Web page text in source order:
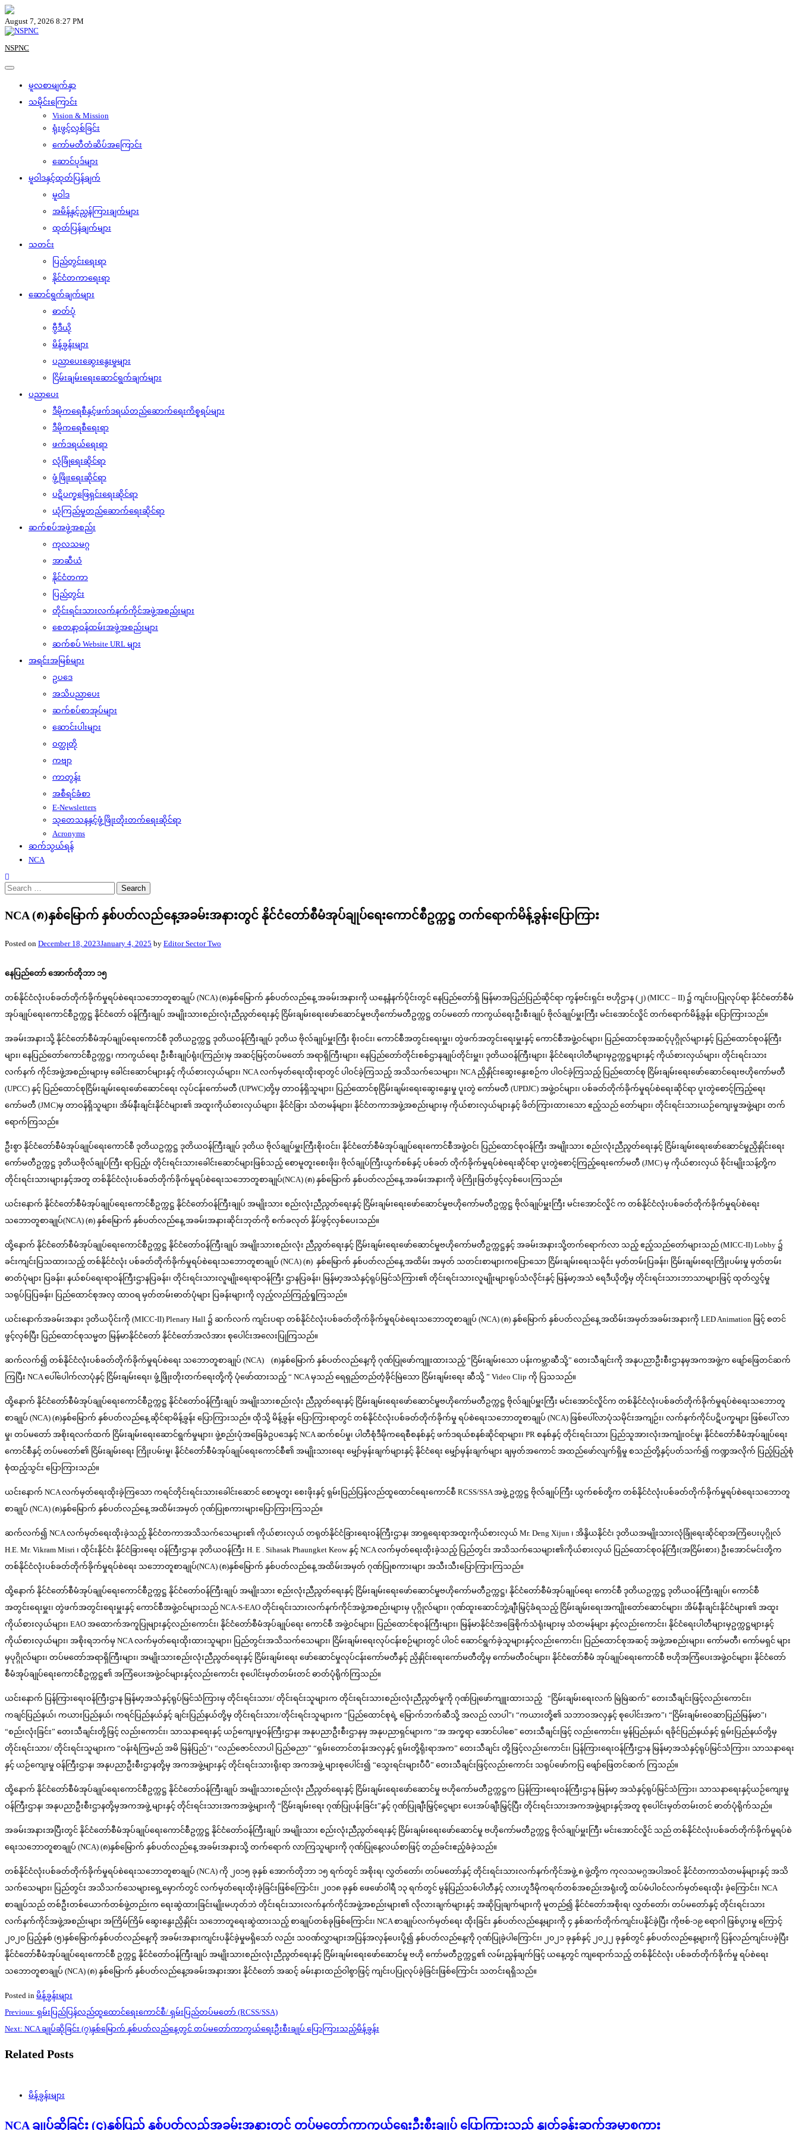
Skip
to
content
August 7, 2026 8:27 PM
NSPNC
မူလစာမျက်နှာ
သမိုင်းကြောင်း
Vision & Mission
ရုံးဖွင့်လှစ်ခြင်း
ကော်မတီတံဆိပ်အကြောင်း
ဆောင်ပုဒ်များ
မူဝါဒနှင့်ထုတ်ပြန်ချက်
မူဝါဒ
အမိန့်နှင့်ညွှန်ကြားချက်များ
ထုတ်ပြန်ချက်များ
သတင်း
ပြည်တွင်းရေးရာ
နိုင်ငံတကာရေးရာ
ဆောင်ရွက်ချက်များ
ဓာတ်ပုံ
ဗွီဒီယို
မိန့်ခွန်းများ
ပညာပေးဆွေးနွေးမှုများ
ငြိမ်းချမ်းရေးဆောင်ရွက်ချက်များ
ပညာပေး
ဒီမိုကရေစီနှင့်ဖက်ဒရယ်တည်ဆောက်‌ရေးကိစ္စရပ်များ
ဒီမိုကရေစီရေးရာ
ဖက်ဒရယ်ရေးရာ
လုံခြုံရေးဆိုင်ရာ
ဖွံ့ဖြိုးရေးဆိုင်ရာ
ပဋိပက္ခဖြေရှင်းရေးဆိုင်ရာ
ယုံကြည်မှုတည်ဆောက်ရေးဆိုင်ရာ
ဆက်စပ်အဖွဲ့အစည်း
ကုလသမဂ္ဂ
အာဆီယံ
နိုင်ငံတကာ
ပြည်တွင်း
တိုင်းရင်းသားလက်နက်ကိုင်အဖွဲ့အစည်းများ
စေတနာ့ဝန်ထမ်းအဖွဲ့အစည်းများ
ဆက်စပ် Website URL များ
အရင်းအမြစ်များ
ဥပဒေ
အသိပညာပေး
ဆက်စပ်စာအုပ်များ
ဆောင်းပါးများ
ဝတ္ထုတို
ကဗျာ
ကာတွန်း
အစီရင်ခံစာ
E-Newsletters
သုတေသနနှင့်ဖွံ့ဖြိုးတိုးတက်ရေးဆိုင်ရာ
Acronyms
ဆက်သွယ်ရန်
NCA
Search
for:
NCA (၈)နှစ်မြောက် နှစ်ပတ်လည်နေ့အခမ်းအနားတွင် နိုင်ငံတော်စီမံအုပ်ချုပ်ရေးကောင်စီဥက္ကဋ္ဌ တက်ရောက်မိန့်ခွန်းပြောကြား
Posted on December 18, 2023January 4, 2025 by Editor Sector Two
နေပြည်တော် အောက်တိုဘာ ၁၅
တစ်နိုင်ငံလုံးပစ်ခတ်တိုက်ခိုက်မှုရပ်စဲရေးသဘောတူစာချုပ် (NCA) (၈)နှစ်မြောက် နှစ်ပတ်လည်နေ့ အခမ်းအနားကို ယနေ့နံနက်ပိုင်းတွင် နေပြည်တော်ရှိ မြန်မာအပြည်ပြည်ဆိုင်ရာ ကွန်ဗင်းရှင်း ဗဟိုဌာန (၂) (MICC – II) ၌ ကျင်းပပြုလုပ်ရာ နိုင်ငံတော်စီမံ
အုပ်ချုပ်ရေးကောင်စီဥက္ကဋ္ဌ နိုင်ငံတော် ဝန်ကြီးချုပ် အမျိုးသားစည်းလုံးညီညွတ်ရေးနှင့် ငြိမ်းချမ်းရေးဖော်ဆောင်မှုဗဟိုကော်မတီဥက္ကဋ္ဌ တပ်မတော် ကာကွယ်ရေးဦးစီးချုပ် ဗိုလ်ချုပ်မှူးကြီး မင်းအောင်လှိုင် တက်ရောက်မိန့်ခွန်း ပြောကြားသည်။
အခမ်းအနားသို့ နိုင်ငံတော်စီမံအုပ်ချုပ်ရေးကောင်စီ ဒုတိယဥက္ကဋ္ဌ ဒုတိယဝန်ကြီးချုပ် ဒုတိယ ဗိုလ်ချုပ်မှူးကြီး စိုးဝင်း၊ ကောင်စီအတွင်းရေးမှူး၊ တွဲဖက်အတွင်းရေးမှူးနှင့် ကောင်စီအဖွဲ့ဝင်များ၊ ပြည်ထောင်စုအဆင့်ပုဂ္ဂိုလ်များနှင့် ပြည်ထောင်စုဝန်ကြီး
များ၊ နေပြည်တော်ကောင်စီဥက္ကဋ္ဌ၊ ကာကွယ်ရေး ဦးစီးချုပ်ရုံး(ကြည်း)မှ အဆင့်မြင့်တပ်မတော် အရာရှိကြီးများ၊ နေပြည်တော်တိုင်းစစ်ဌာနချုပ်တိုင်းမှူး၊ ဒုတိယဝန်ကြီးများ၊ နိုင်ငံရေးပါတီများမှဥက္ကဋ္ဌများနှင့် ကိုယ်စားလှယ်များ၊ တိုင်းရင်းသား
လက်နက် ကိုင်အဖွဲ့အစည်းများမှ ခေါင်းဆောင်များနှင့် ကိုယ်စားလှယ်များ၊ NCA လက်မှတ်ရေးထိုးရာတွင် ပါဝင်ခဲ့ကြသည့် အသိသက်သေများ၊ NCA ညှိနှိုင်းဆွေးနွေးစဉ်က ပါဝင်ခဲ့ကြသည့် ပြည်ထောင်စု ငြိမ်းချမ်းရေးဖော်ဆောင်ရေးဗဟိုကော်မတီ
(UPCC) နှင့် ပြည်ထောင်စုငြိမ်းချမ်းရေးဖော်ဆောင်ရေး လုပ်ငန်းကော်မတီ (UPWC)တို့မှ တာဝန်ရှိသူများ၊ ပြည်ထောင်စုငြိမ်းချမ်းရေးဆွေးနွေးမှု ပူးတွဲ ကော်မတီ (UPDJC) အဖွဲ့ဝင်များ၊ ပစ်ခတ်တိုက်ခိုက်မှုရပ်စဲရေးဆိုင်ရာ ပူးတွဲစောင့်ကြည့်ရေး
ကော်မတီ (JMC)မှ တာဝန်ရှိသူများ၊ အိမ်နီးချင်းနိုင်ငံများ၏ အထူးကိုယ်စားလှယ်များ၊ နိုင်ငံခြား သံတမန်များ၊ နိုင်ငံတကာအဖွဲ့အစည်းများမှ ကိုယ်စားလှယ်များနှင့် ဖိတ်ကြားထားသော ဧည့်သည် တော်များ၊ တိုင်းရင်းသားယဉ်ကျေးမှုအဖွဲ့များ တက်
ရောက်ကြသည်။
ဦးစွာ နိုင်ငံတော်စီမံအုပ်ချုပ်ရေးကောင်စီ ဒုတိယဥက္ကဋ္ဌ ဒုတိယဝန်ကြီးချုပ် ဒုတိယ ဗိုလ်ချုပ်မှူးကြီးစိုးဝင်း၊ နိုင်ငံတော်စီမံအုပ်ချုပ်ရေးကောင်စီအဖွဲ့ဝင်၊ ပြည်ထောင်စုဝန်ကြီး အမျိုးသား စည်းလုံးညီညွတ်ရေးနှင့် ငြိမ်းချမ်းရေးဖော်ဆောင်မှုညှိနှိုင်းရေး
ကော်မတီဥက္ကဋ္ဌ ဒုတိယဗိုလ်ချုပ်ကြီး ရာပြည့်၊ တိုင်းရင်းသားခေါင်းဆောင်များဖြစ်သည့် စောမူတူးစေးဖိုး၊ ဗိုလ်ချုပ်ကြီးယွက်စစ်နှင့် ပစ်ခတ် တိုက်ခိုက်မှုရပ်စဲရေးဆိုင်ရာ ပူးတွဲစောင့်ကြည့်ရေးကော်မတီ (JMC) မှ ကိုယ်စားလှယ် စိုင်းမျိုးသန့်တို့က
တိုင်းရင်းသားများနှင့်အတူ တစ်နိုင်ငံလုံးပစ်ခတ်တိုက်ခိုက်မှုရပ်စဲရေးသဘောတူစာချုပ်(NCA) (၈) နှစ်မြောက် နှစ်ပတ်လည်နေ့ အခမ်းအနားကို ဖဲကြိုးဖြတ်ဖွင့်လှစ်ပေးကြသည်။
ယင်းနောက် နိုင်ငံတော်စီမံအုပ်ချုပ်ရေးကောင်စီဥက္ကဋ္ဌ နိုင်ငံတော်ဝန်ကြီးချုပ် အမျိုးသား စည်းလုံးညီညွတ်ရေးနှင့် ငြိမ်းချမ်းရေးဖော်ဆောင်မှုဗဟိုကော်မတီဥက္ကဋ္ဌ ဗိုလ်ချုပ်မှူးကြီး မင်းအောင်လှိုင် က တစ်နိုင်ငံလုံးပစ်ခတ်တိုက်ခိုက်မှုရပ်စဲရေး
သဘောတူစာချုပ်(NCA) (၈) နှစ်မြောက် နှစ်ပတ်လည်နေ့ အခမ်းအနားဆိုင်းဘုတ်ကို စက်ခလုတ် နှိပ်ဖွင့်လှစ်ပေးသည်။
ထို့နောက် နိုင်ငံတော်စီမံအုပ်ချုပ်ရေးကောင်စီဥက္ကဋ္ဌ နိုင်ငံတော်ဝန်ကြီးချုပ် အမျိုးသားစည်းလုံး ညီညွတ်ရေးနှင့် ငြိမ်းချမ်းရေးဖော်ဆောင်မှုဗဟိုကော်မတီဥက္ကဋ္ဌနှင့် အခမ်းအနားသို့တက်ရောက်လာ သည့် ဧည့်သည်တော်များသည် (MICC-II) Lobby ၌
ခင်းကျင်းပြသထားသည့် တစ်နိုင်ငံလုံး ပစ်ခတ်တိုက်ခိုက်မှုရပ်စဲရေးသဘောတူစာချုပ် (NCA) (၈) နှစ်မြောက် နှစ်ပတ်လည်နေ့ အထိမ်း အမှတ် သတင်းစာများကပြောသော ငြိမ်းချမ်းရေးသမိုင်း မှတ်တမ်းပြခန်း၊ ငြိမ်းချမ်းရေးကြိုးပမ်းမှု မှတ်တမ်း
ဓာတ်ပုံများ ပြခန်း၊ နယ်စပ်ရေးရာဝန်ကြီးဌာနပြခန်း၊ တိုင်းရင်းသားလူမျိုးရေးရာဝန်ကြီး ဌာနပြခန်း၊ မြန်မာ့အသံနှင့်ရုပ်မြင်သံကြား၏ တိုင်းရင်းသားလူမျိုးများရုပ်သံလိုင်းနှင့် မြန်မာ့အသံ ရေဒီယိုတို့မှ တိုင်းရင်းသားဘာသာများဖြင့် ထုတ်လွှင့်မှု
သရုပ်ပြပြခန်း၊ ပြည်ထောင်စုအလှ ထာဝရ မှတ်တမ်းဓာတ်ပုံများ ပြခန်းများကို လှည့်လည်ကြည့်ရှုကြသည်။
ယင်းနောက်အခမ်းအနား ဒုတိယပိုင်းကို (MICC-II) Plenary Hall ၌ ဆက်လက် ကျင်းပရာ တစ်နိုင်ငံလုံးပစ်ခတ်တိုက်ခိုက်မှုရပ်စဲရေးသဘောတူစာချုပ် (NCA) (၈) နှစ်မြောက် နှစ်ပတ်လည်နေ့ အထိမ်းအမှတ်အခမ်းအနားကို LED Animation ဖြင့် စတင်
ဖွင့်လှစ်ပြီး ပြည်ထောင်စုသမ္မတ မြန်မာနိုင်ငံတော် နိုင်ငံတော်အလံအား စုပေါင်းအလေးပြုကြသည်။
ဆက်လက်၍ တစ်နိုင်ငံလုံးပစ်ခတ်တိုက်ခိုက်မှုရပ်စဲရေး သဘောတူစာချုပ် (NCA) (၈)နှစ်မြောက် နှစ်ပတ်လည်နေ့ကို ဂုဏ်ပြုဖော်ကျူးထားသည့် “ငြိမ်းချမ်းသော ပန်းကမ္ဘာဆီသို့” တေးသီချင်းကို အနုပညာဦးစီးဌာနမှအကအဖွဲ့က ဖျော်ဖြေတင်ဆက်
ကြပြီး NCA ပေါ်ပေါက်လာပုံနှင့် ငြိမ်းချမ်းရေး၊ ဖွံ့ဖြိုးတိုးတက်ရေးတို့ကို ပုံဖော်ထားသည့် “ NCA မှသည် ရေရှည်တည်တံ့ခိုင်မြဲသော ငြိမ်းချမ်းရေး ဆီသို့ ” Video Clip ကို ပြသသည်။
ထို့နောက် နိုင်ငံတော်စီမံအုပ်ချုပ်ရေးကောင်စီဥက္ကဋ္ဌ နိုင်ငံတော်ဝန်ကြီးချုပ် အမျိုးသားစည်းလုံး ညီညွတ်ရေးနှင့် ငြိမ်းချမ်းရေးဖော်ဆောင်မှုဗဟိုကော်မတီဥက္ကဋ္ဌ ဗိုလ်ချုပ်မှူးကြီး မင်းအောင်လှိုင်က တစ်နိုင်ငံလုံးပစ်ခတ်တိုက်ခိုက်မှုရပ်စဲရေးသဘောတူ
စာချုပ် (NCA) (၈)နှစ်မြောက် နှစ်ပတ်လည်နေ့ ဆိုင်ရာမိန့်ခွန်း ပြောကြားသည်။ ထိုသို့ မိန့်ခွန်း ပြောကြားရာတွင် တစ်နိုင်ငံလုံးပစ်ခတ်တိုက်ခိုက်မှု ရပ်စဲရေးသဘောတူစာချုပ် (NCA) ဖြစ်ပေါ်လာပုံသမိုင်းအကျဉ်း၊ လက်နက်ကိုင်ပဋိပက္ခများ ဖြစ်ပေါ် လာ
မှု၊ တပ်မတော် အစိုးရလက်ထက် ငြိမ်းချမ်းရေးဆောင်ရွက်မှုများ၊ ဖွဲ့စည်းပုံအခြေခံဥပဒေနှင့် NCA ဆက်စပ်မှု၊ ပါတီစုံဒီမိုကရေစီစနစ်နှင့် ဖက်ဒရယ်စနစ်ဆိုင်ရာများ၊ PR စနစ်နှင့် တိုင်းရင်းသား ပြည်သူအားလုံးအကျုံးဝင်မှု၊ နိုင်ငံတော်စီမံအုပ်ချုပ်ရေး
ကောင်စီနှင့် တပ်မတော်၏ ငြိမ်းချမ်းရေး ကြိုးပမ်းမှု၊ နိုင်ငံတော်စီမံအုပ်ချုပ်ရေးကောင်စီ၏ အမျိုးသားရေး မျှော်မှန်းချက်များနှင့် နိုင်ငံရေး မျှော်မှန်းချက်များ ချမှတ်အကောင် အထည်ဖော်လျက်ရှိမှု စသည်တို့နှင့်ပတ်သက်၍ ကဏ္ဍအလိုက် ပြည့်ပြည့်စုံ
စုံထည့်သွင်း ပြောကြားသည်။
ယင်းနောက် NCA လက်မှတ်ရေးထိုးခဲ့ကြသော ကရင်တိုင်းရင်းသားခေါင်းဆောင် စောမူတူး စေးဖိုးနှင့် ရှမ်းပြည်ပြန်လည်ထူထောင်ရေးကောင်စီ RCSS/SSA အဖွဲ့ ဥက္ကဋ္ဌ ဗိုလ်ချုပ်ကြီး ယွက်စစ်တို့က တစ်နိုင်ငံလုံးပစ်ခတ်တိုက်ခိုက်မှုရပ်စဲရေးသဘောတူ
စာချုပ် (NCA) (၈)နှစ်မြောက် နှစ်ပတ်လည်နေ့ အထိမ်းအမှတ် ဂုဏ်ပြုစကားများပြောကြားကြသည်။
ဆက်လက်၍ NCA လက်မှတ်ရေးထိုးခဲ့သည့် နိုင်ငံတကာအသိသက်သေများ၏ ကိုယ်စားလှယ် တရုတ်နိုင်ငံခြားရေးဝန်ကြီးဌာန၊ အာရှရေးရာအထူးကိုယ်စားလှယ် Mr. Deng Xijun ၊ အိန္ဒိယနိုင်ငံ၊ ဒုတိယအမျိုးသားလုံခြုံရေးဆိုင်ရာအကြံပေးပုဂ္ဂိုလ်
H.E. Mr. Vikram Misri ၊ ထိုင်းနိုင်ငံ၊ နိုင်ငံခြားရေး ဝန်ကြီးဌာန၊ ဒုတိယဝန်ကြီး H. E . Sihasak Phaungket Keow နှင့် NCA လက်မှတ်ရေးထိုးခဲ့သည့် ပြည်တွင်း အသိသက်သေများ၏ကိုယ်စားလှယ် ပြည်ထောင်စုဝန်ကြီး(အငြိမ်းစား) ဦးအောင်မင်းတို့က
တစ်နိုင်ငံလုံးပစ်ခတ်တိုက်ခိုက်မှုရပ်စဲရေး သဘောတူစာချုပ်(NCA) (၈)နှစ်မြောက် နှစ်ပတ်လည်နေ့ အထိမ်းအမှတ် ဂုဏ်ပြုစကားများ အသီးသီးပြောကြားကြသည်။
ထို့နောက် နိုင်ငံတော်စီမံအုပ်ချုပ်ရေးကောင်စီဥက္ကဋ္ဌ နိုင်ငံတော်ဝန်ကြီးချုပ် အမျိုးသား စည်းလုံးညီညွတ်ရေးနှင့် ငြိမ်းချမ်းရေးဖော်ဆောင်မှုဗဟိုကော်မတီဥက္ကဋ္ဌ၊ နိုင်ငံတော်စီမံအုပ်ချုပ်ရေး ကောင်စီ ဒုတိယဥက္ကဋ္ဌ ဒုတိယဝန်ကြီးချုပ်၊ ကောင်စီ
အတွင်းရေးမှူး၊ တွဲဖက်အတွင်းရေးမှူးနှင့် ကောင်စီအဖွဲ့ဝင်များသည် NCA-S-EAO တိုင်းရင်းသားလက်နက်ကိုင်အဖွဲ့အစည်းများမှ ပုဂ္ဂိုလ်များ၊ ဂုဏ်ထူးဆောင်ဘွဲ့ချီးမြှင့်ခံရသည့် ငြိမ်းချမ်းရေးအကျိုးတော်ဆောင်များ၊ အိမ်နီးချင်းနိုင်ငံများ၏ အထူး
ကိုယ်စားလှယ်များ၊ EAO အထောက်အကူပြုများနှင့်လည်းကောင်း၊ နိုင်ငံတော်စီမံအုပ်ချုပ်ရေး ကောင်စီ အဖွဲ့ဝင်များ၊ ပြည်ထောင်စုဝန်ကြီးများ၊ မြန်မာနိုင်ငံအခြေစိုက်သံရုံးများမှ သံတမန်များ နှင့်လည်းကောင်း၊ နိုင်ငံရေးပါတီများမှဥက္ကဋ္ဌများနှင့်
ကိုယ်စားလှယ်များ၊ အစိုးရဘက်မှ NCA လက်မှတ်ရေးထိုးထားသူများ၊ ပြည်တွင်းအသိသက်သေများ၊ ငြိမ်းချမ်းရေးလုပ်ငန်းစဉ်များတွင် ပါဝင် ဆောင်ရွက်ခဲ့သူများနှင့်လည်းကောင်း၊ ပြည်ထောင်စုအဆင့် အဖွဲ့အစည်းများ၊ ကော်မတီ၊ ကော်မရှင် များ
မှပုဂ္ဂိုလ်များ၊ တပ်မတော်အရာရှိကြီးများ၊ အမျိုးသားစည်းလုံးညီညွတ်ရေးနှင့် ငြိမ်းချမ်းရေး ဖော်ဆောင်မှုလုပ်ငန်းကော်မတီနှင့် ညှိနှိုင်းရေးကော်မတီတို့မှ ကော်မတီဝင်များ၊ နိုင်ငံတော်စီမံ အုပ်ချုပ်ရေးကောင်စီ ဗဟိုအကြံပေးအဖွဲ့ဝင်များ၊ နိုင်ငံတော်
စီမံအုပ်ချုပ်ရေးကောင်စီဥက္ကဋ္ဌ၏ အကြံပေးအဖွဲ့ဝင်များနှင့်လည်းကောင်း စုပေါင်းမှတ်တမ်းတင် ဓာတ်ပုံရိုက်ကြသည်။
ယင်းနောက် ပြန်ကြားရေးဝန်ကြီးဌာန မြန်မာ့အသံနှင့်ရုပ်မြင်သံကြားမှ တိုင်းရင်းသား/ တိုင်းရင်းသူများက တိုင်းရင်းသားစည်းလုံးညီညွတ်မှုကို ဂုဏ်ပြုဖော်ကျူးထားသည့် “ငြိမ်းချမ်းရေးလက် မြဲမြဲဆက်” တေးသီချင်းဖြင့်လည်းကောင်း၊
ကချင်ပြည်နယ်၊ ကယားပြည်နယ်၊ ကရင်ပြည်နယ်နှင့် ချင်းပြည်နယ်တို့မှ တိုင်းရင်းသား/တိုင်းရင်းသူများက “ပြည်ထောင်စုရဲ့ မြောက်ဘက်ဆီသို့ အလည် လာပါ”၊ “ကယားတို့၏ သဘာဝအလှနှင့် စုပေါင်းအက”၊ “ငြိမ်းချမ်းဝေဆာပြည်မြန်မာ”၊
“စည်းလုံးခြင်း” တေးသီချင်းတို့ဖြင့် လည်းကောင်း၊ သာသနာရေးနှင့် ယဉ်ကျေးမှုဝန်ကြီးဌာန၊ အနုပညာဦးစီးဌာနမှ အနုပညာရှင်များက “အ အက္ခရာ အောင်ပါစေ” တေးသီချင်းဖြင့် လည်းကောင်း၊ မွန်ပြည်နယ်၊ ရခိုင်ပြည်နယ်နှင့် ရှမ်းပြည်နယ်တို့မှ
တိုင်းရင်းသား/ တိုင်းရင်းသူများက “ဝန်းရံကြမည် အမိ မြန်ပြည်”၊ “လည်ဇောင်လာပါ ပြည်ဓညာ” “ရှမ်းတောင်တန်းအလှနှင့် ရှမ်းတို့ရိုးရာအက” တေးသီချင်း တို့ဖြင့်လည်းကောင်း၊ ပြန်ကြားရေးဝန်ကြီးဌာန မြန်မာ့အသံနှင့်ရုပ်မြင်သံကြား၊ သာသနာရေး
နှင့် ယဉ်ကျေးမှု ဝန်ကြီးဌာန၊ အနုပညာဦးစီးဌာနတို့မှ အကအဖွဲ့များနှင့် တိုင်းရင်းသားရိုးရာ အကအဖွဲ့ များစုပေါင်း၍ “သွေးရင်းများပီပီ” တေးသီချင်းဖြင့်လည်းကောင်း သရုပ်ဖော်ကပြ ဖျော်ဖြေတင်ဆက် ကြသည်။
ထို့နောက် နိုင်ငံတော်စီမံအုပ်ချုပ်ရေးကောင်စီဥက္ကဋ္ဌ နိုင်ငံတော်ဝန်ကြီးချုပ် အမျိုးသားစည်းလုံး ညီညွတ်ရေးနှင့် ငြိမ်းချမ်းရေးဖော်ဆောင်မှု ဗဟိုကော်မတီဥက္ကဋ္ဌက ပြန်ကြားရေးဝန်ကြီးဌာန မြန်မာ့ အသံနှင့်ရုပ်မြင်သံကြား၊ သာသနာရေးနှင့်ယဉ်ကျေးမှု
ဝန်ကြီးဌာန၊ အနုပညာဦးစီးဌာနတို့မှအကအဖွဲ့ များနှင့် တိုင်းရင်းသားအကအဖွဲ့များကို “ငြိမ်းချမ်းရေး ဂုဏ်ပြုပန်းခြင်း”နှင့် ဂုဏ်ပြုချီးမြှင့်ငွေများ ပေးအပ်ချီးမြှင့်ပြီး တိုင်းရင်းသားအကအဖွဲ့များနှင့်အတူ စုပေါင်းမှတ်တမ်းတင် ဓာတ်ပုံရိုက်သည်။
အခမ်းအနားအပြီးတွင် နိုင်ငံတော်စီမံအုပ်ချုပ်ရေးကောင်စီဥက္ကဋ္ဌ နိုင်ငံတော်ဝန်ကြီးချုပ် အမျိုးသား စည်းလုံးညီညွတ်ရေးနှင့် ငြိမ်းချမ်းရေးဖော်ဆောင်မှု ဗဟိုကော်မတီဥက္ကဋ္ဌ ဗိုလ်ချုပ်မှူးကြီး မင်းအောင်လှိုင် သည် တစ်နိုင်ငံလုံးပစ်ခတ်တိုက်ခိုက်မှုရပ်စဲ
ရေးသဘောတူစာချုပ် (NCA) (၈)နှစ်မြောက် နှစ်ပတ်လည်နေ့ အခမ်းအနားသို့ တက်ရောက် လာကြသူများကို ဂုဏ်ပြုနေ့လယ်စာဖြင့် တည်ခင်းဧည့်ခံခဲ့သည်။
တစ်နိုင်ငံလုံးပစ်ခတ်တိုက်ခိုက်မှုရပ်စဲရေးသဘောတူစာချုပ် (NCA) ကို ၂၀၁၅ ခုနှစ် အောက်တိုဘာ ၁၅ ရက်တွင် အစိုးရ၊ လွှတ်တော်၊ တပ်မတော်နှင့် တိုင်းရင်းသားလက်နက်ကိုင်အဖွဲ့ ၈ ဖွဲ့တို့က ကုလသမဂ္ဂအပါအဝင် နိုင်ငံတကာသံတမန်များနှင့် အသိ
သက်သေများ၊ ပြည်တွင်း အသိသက်သေများရှေ့မှောက်တွင် လက်မှတ်ရေးထိုးခဲ့ခြင်းဖြစ်ကြောင်း၊ ၂၀၁၈ ခုနှစ် ဖေဖော်ဝါရီ ၁၃ ရက်တွင် မွန်ပြည်သစ်ပါတီနှင့် လားဟူဒီမိုကရက်တစ်အစည်းအရုံးတို့ ထပ်မံပါဝင်လက်မှတ်ရေးထိုး ခဲ့ကြောင်း၊ NCA
စာချုပ်သည် တစ်ဦးတစ်ယောက်တစ်ဖွဲ့တည်းက ရေးဆွဲထားခြင်းမျိုးမဟုတ်ဘဲ တိုင်းရင်းသားလက်နက်ကိုင်အဖွဲ့အစည်းများ၏ လိုလားချက်များနှင့် အဆိုပြုချက်များကို မူတည်၍ နိုင်ငံတော်အစိုးရ၊ လွှတ်တော်၊ တပ်မတော်နှင့် တိုင်းရင်းသား
လက်နက်ကိုင်အဖွဲ့အစည်းများ အကြိမ်ကြိမ် ဆွေးနွေးညှိနှိုင်း သဘောတူရေးဆွဲထားသည့် စာချုပ်တစ်ခုဖြစ်ကြောင်း၊ NCA စာချုပ်လက်မှတ်ရေး ထိုးခြင်း နှစ်ပတ်လည်နေ့များကို ၄ နှစ်ဆက်တိုက်ကျင်းပနိုင်ခဲ့ပြီး ကိုဗစ်-၁၉ ရောဂါ ဖြစ်ပွားမှု ကြောင့်
၂၀၂၀ ပြည့်နှစ် (၅)နှစ်မြောက်နှစ်ပတ်လည်နေ့ကို အခမ်းအနားကျင်းပနိုင်ခဲ့မှုမရှိသော် လည်း သဝဏ်လွှာများအပြန်အလှန်ပေးပို့၍ နှစ်ပတ်လည်နေ့ကို ဂုဏ်ပြုခဲ့ပါကြောင်း၊ ၂၀၂၁ ခုနှစ်နှင့် ၂၀၂၂ ခုနှစ်တွင် နှစ်ပတ်လည်နေ့များကို ပြန်လည်ကျင်းပခဲ့ပြီး
နိုင်ငံတော်စီမံအုပ်ချုပ်ရေးကောင်စီ ဥက္ကဋ္ဌ နိုင်ငံတော်ဝန်ကြီးချုပ် အမျိုးသားစည်းလုံးညီညွတ်ရေးနှင့် ငြိမ်းချမ်းရေးဖော်ဆောင်မှု ဗဟို ကော်မတီဥက္ကဋ္ဌ၏ လမ်းညွှန်ချက်ဖြင့် ယနေ့တွင် ကျရောက်သည့် တစ်နိုင်ငံလုံး ပစ်ခတ်တိုက်ခိုက်မှု ရပ်စဲရေး
သဘောတူစာချုပ် (NCA) (၈) နှစ်မြောက် နှစ်ပတ်လည်နေ့အခမ်းအနားအား နိုင်ငံတော် အဆင့် ခမ်းနားထည်ဝါစွာဖြင့် ကျင်းပပြုလုပ်ခဲ့ခြင်းဖြစ်ကြောင်း သတင်းရရှိသည်။
Posted in မိန့်ခွန်းများ
Post
navigation
Previous: ရှမ်းပြည်ပြန်လည်ထူထောင်ရေးကောင်စီ/ ရှမ်းပြည်တပ်မတော် (RCSS/SSA)
Next: NCA ချုပ်ဆိုခြင်း (၇)နှစ်မြောက် နှစ်ပတ်လည်နေ့တွင် တပ်မတော်ကာကွယ်ရေးဦးစီးချုပ် ပြောကြားသည့်မိန့်ခွန်း
Related Posts
မိန့်ခွန်းများ
NCA ချုပ်ဆိုခြင်း (၄)နှစ်ပြည့် နှစ်ပတ်လည်အခမ်းအနားတွင် တပ်မတော်ကာကွယ်ရေးဦးစီးချုပ် ပြောကြားသည့် နှုတ်ခွန်းဆက်အမှာစကား